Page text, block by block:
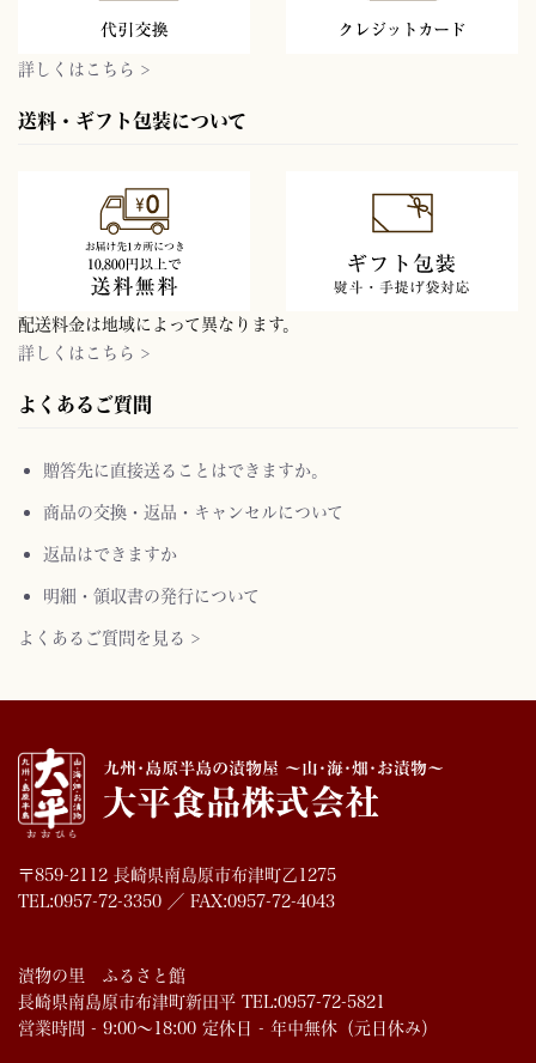
詳しくはこちら >
送料・ギフト包装について
配送料金は地域によって異なります。
詳しくはこちら >
よくあるご質問
贈答先に直接送ることはできますか。
商品の交換・返品・キャンセルについて
返品はできますか
明細・領収書の発行について
よくあるご質問を見る >
〒859-2112 長崎県南島原市布津町乙1275
TEL:0957-72-3350 ／ FAX:0957-72-4043
漬物の里 ふるさと館
長崎県南島原市布津町新田平 TEL:0957-72-5821
営業時間 - 9:00～18:00 定休日 - 年中無休（元日休み）